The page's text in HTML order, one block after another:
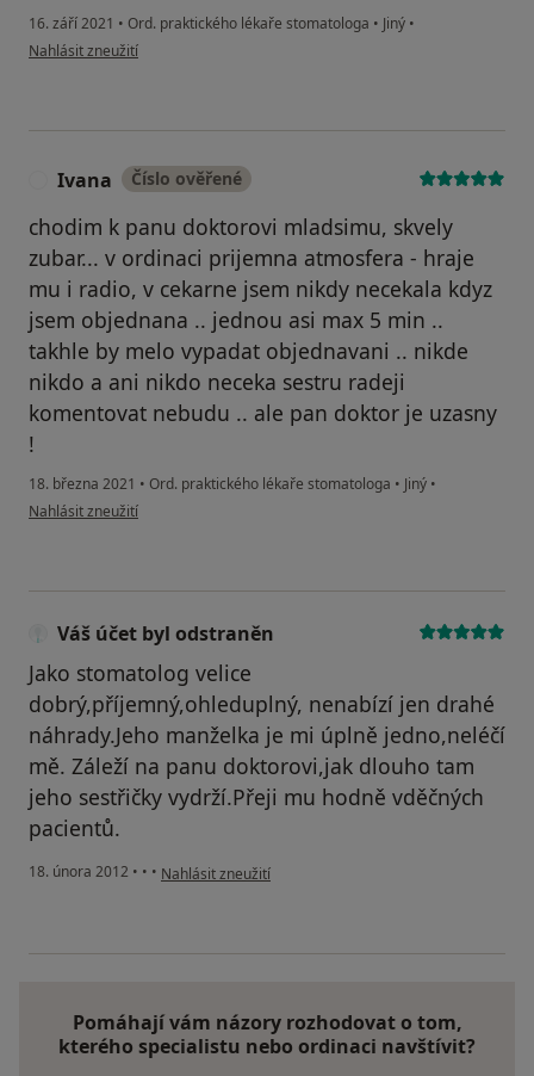
16. září 2021 • Ord. praktického lékaře stomatologa • Jiný •
podle názoru uživatele Tibor Gaňo
Nahlásit zneužití
Ivana Číslo ověřené
chodim k panu doktorovi mladsimu, skvely
zubar... v ordinaci prijemna atmosfera - hraje
mu i radio, v cekarne jsem nikdy necekala kdyz
jsem objednana .. jednou asi max 5 min ..
takhle by melo vypadat objednavani .. nikde
nikdo a ani nikdo neceka sestru radeji
komentovat nebudu .. ale pan doktor je uzasny
!
18. března 2021 • Ord. praktického lékaře stomatologa • Jiný •
podle názoru uživatele Ivana
Nahlásit zneužití
Váš účet byl odstraněn
Jako stomatolog velice
dobrý,příjemný,ohleduplný, nenabízí jen drahé
náhrady.Jeho manželka je mi úplně jedno,neléčí
mě. Záleží na panu doktorovi,jak dlouho tam
jeho sestřičky vydrží.Přeji mu hodně vděčných
pacientů.
18. února 2012 • • • podle názoru uživatele Váš účet byl odstraněn
Nahlásit zneužití
Pomáhají vám názory rozhodovat o tom,
kterého specialistu nebo ordinaci navštívit?